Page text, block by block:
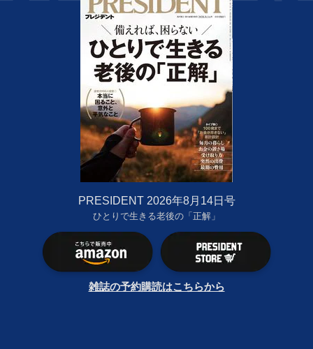
PRESIDENT 2026年8月14日号
ひとりで生きる老後の「正解」
雑誌の予約購読はこちらから